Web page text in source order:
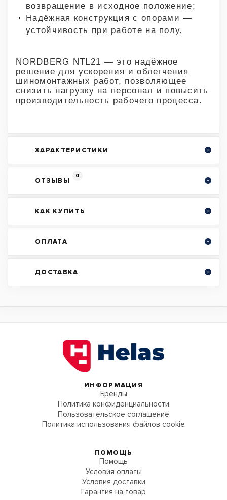
возвращение в исходное положение;
Надёжная конструкция с опорами —
устойчивость при работе на полу.
NORDBERG NTL21 — это надёжное
решение для ускорения и облегчения
шиномонтажных работ, позволяющее
снизить нагрузку на персонал и повысить
производительность рабочего процесса.
ХАРАКТЕРИСТИКИ
ОТЗЫВЫ
0
КАК КУПИТЬ
ОПЛАТА
ДОСТАВКА
ИНФОРМАЦИЯ
Бренды
Политика конфиденциальности
Пользовательское соглашение
Политика использования файлов cookie
ПОМОЩЬ
Помощь
Условия оплаты
Условия доставки
Гарантия на товар